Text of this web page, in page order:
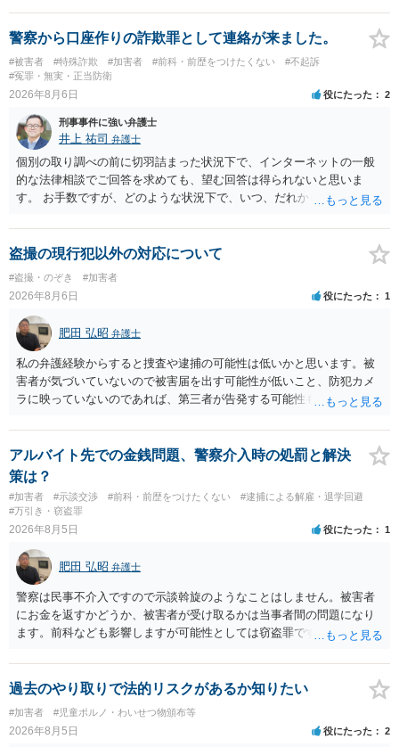
います。 したがいまして、いずれも良いかと考えます。
警察から口座作りの詐欺罪として連絡が来ました。
#被害者 #特殊詐欺 #加害者 #前科・前歴をつけたくない
#不起訴
#冤罪・無実・正当防衛
2026年8月6日 役にたった 2
刑事事件に強い弁護士
井上 祐司 弁護士
個別の取り調べの前に切羽詰まった状況下で、インターネットの一般
的な法律相談でご回答を求めても、望む回答は得られないと思いま
す。 お手数ですが、どのような状況下で、いつ、だれからどのような
の程度だと聞いているのかということについて、お近くで詳細な法律
相談を受けられたうえで対処方法を探された方がよいと思われます。
一般論でいえば、任意取り調べの場合、ＩＣレコーダーを持参して取
り調べ内容を録音することは必須だと考えます。
盗撮の現行犯以外の対応について
#盗撮・のぞき #加害者
2026年8月6日 役にたった 1
肥田 弘昭 弁護士
私の弁護経験からすると捜査や逮捕の可能性は低いかと思います。被
害者が気づいていないので被害届を出す可能性が低いこと、防犯カメ
ラに映っていないのであれば、第三者が告発する可能性も低いこと、
座る女性を盗撮(全体像写真1枚と5秒程度の動画)してしまいました。下
着や胸など強調したものではありません。」とありますが、少なくと
も捜査段階では性的姿態等撮影罪の被疑事実で逮捕勾留されるケース
が私の弁護経験では多くなった印象です（最終的には不起訴ないし各
都道府県の迷惑防止条例違反になることもあります）。2度としないこ
とをお勧めいたします。ご参考にしてください。
アルバイト先での金銭問題、警察介入時の処罰と解決
策は？
#加害者 #示談交渉 #前科・前歴をつけたくない
#逮捕による解雇・退学回避
#万引き・窃盗罪
2026年8月5日 役にたった 1
肥田 弘昭 弁護士
警察は民事不介入ですので示談斡旋のようなことはしません。被害者
にお金を返すかどうか、被害者が受け取るかは当事者間の問題になり
ます。前科なども影響しますが可能性としては窃盗罪ですので、逮捕
過去のやり取りで法的リスクがあるか知りたい
#加害者 #児童ポルノ・わいせつ物頒布等
2026年8月5日 役にたった 2